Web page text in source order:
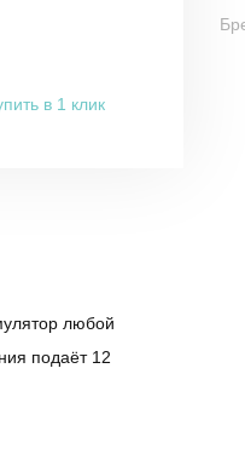
в 1 клик
любой
подаёт 12